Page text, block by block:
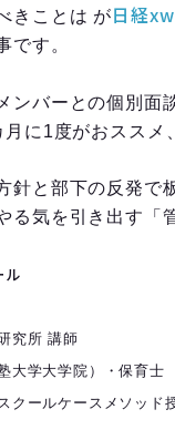
きことは が日経
です。
ンバーとの個別面
月に1度がおスス
針と部下の反発で
る気を引き出す「
ル
究所 講師
大学大学院）・保育士
クールケースメソッ